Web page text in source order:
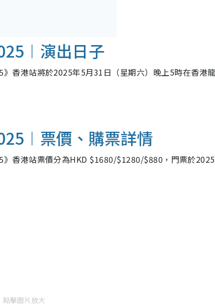
演出日子
香港站將於2025年5月31日（星期六）晚上5時在香港
票價、購票詳情
香港站票價分為HKD $1680/$1280/$880，門票於
點擊圖片放大